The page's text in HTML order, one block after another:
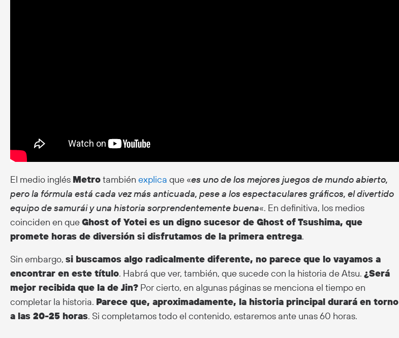
El medio inglés Metrotambién explica que «es uno de los mejores juegos de mundo abierto,
pero la fórmula está cada vez más anticuada, pese a los espectaculares gráficos, el divertido
equipo de samurái y una historia sorprendentemente buena«. En definitiva, los medios
coinciden en queGhost of Yotei es un digno sucesor de Ghost of Tsushima, que
promete horas de diversión si disfrutamos de la primera entrega.
Sin embargo, si buscamos algo radicalmente diferente, no parece que lo vayamos a
encontrar en este título. Habrá que ver, también, que sucede con la historia de Atsu. ¿Será
mejor recibida que la de Jin? Por cierto, en algunas páginas se menciona el tiempo en
completar la historia. Parece que, aproximadamente, la historia principal durará en torno
a las 20-25 horas. Si completamos todo el contenido, estaremos ante unas 60 horas.